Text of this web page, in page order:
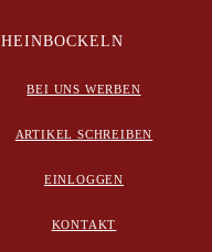
HEINBOCKELN
BEI UNS WERBEN
ARTIKEL SCHREIBEN
EINLOGGEN
KONTAKT